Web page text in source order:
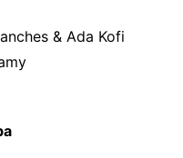
& Ada Kofi